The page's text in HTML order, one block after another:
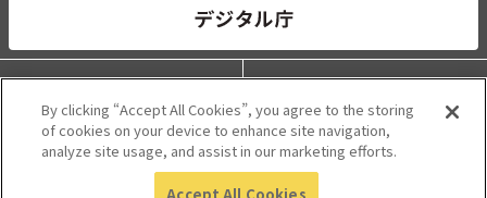
動作環境 個人情報保護
利用規約 アクセシビリティ
By clicking “Accept All Cookies”, you agree to the storing
of cookies on your device to enhance site navigation,
analyze site usage, and assist in our marketing efforts.